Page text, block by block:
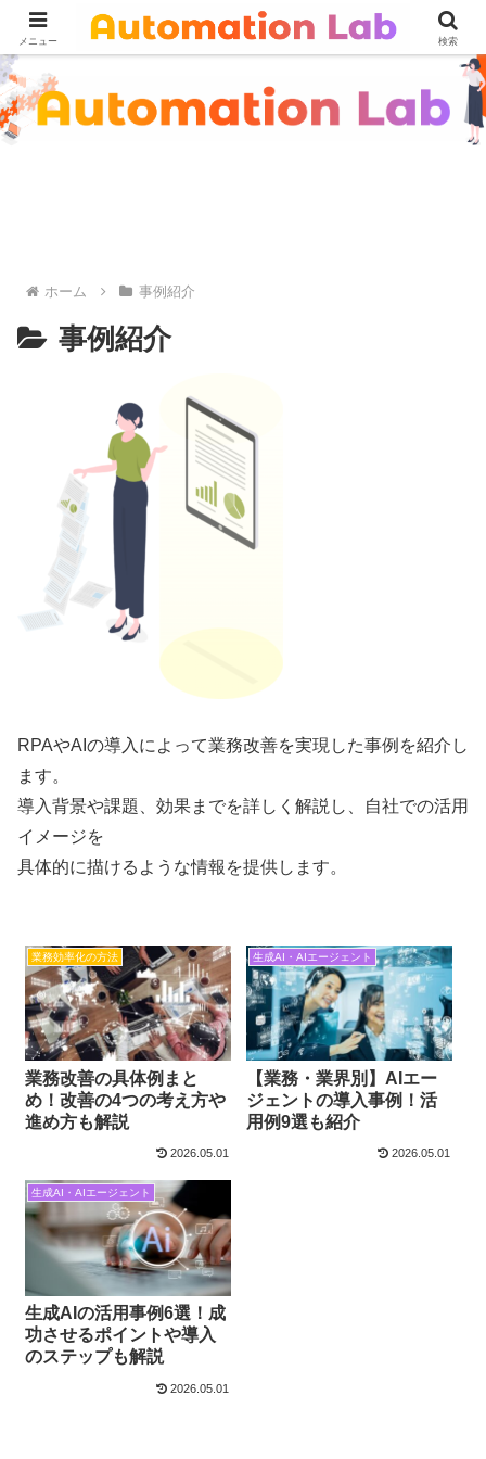
ホーム 事例紹介
事例紹介
RPAやAIの導入によって業務改善を実現した事例を紹介し
ます。
導入背景や課題、効果までを詳しく解説し、自社での活用
イメージを
具体的に描けるような情報を提供します。
業務効率化の方法
業務改善の具体例まと
め！改善の4つの考え方や
進め方も解説
2026.05.01
生成AI・AIエージェント
【業務・業界別】AIエー
ジェントの導入事例！活
用例9選も紹介
2026.05.01
生成AI・AIエージェント
生成AIの活用事例6選！成
功させるポイントや導入
のステップも解説
2026.05.01
メニュー 検索